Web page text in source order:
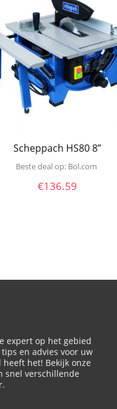
Scheppach HS80 8”
Beste deal op: bol.com
€136.59
expert op het gebied
en advies voor uw
heeft het! Bekijk onze
snel verschillende